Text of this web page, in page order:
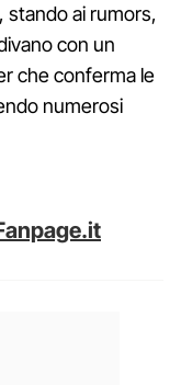
stando ai rumors,
con un
che conferma le
numerosi